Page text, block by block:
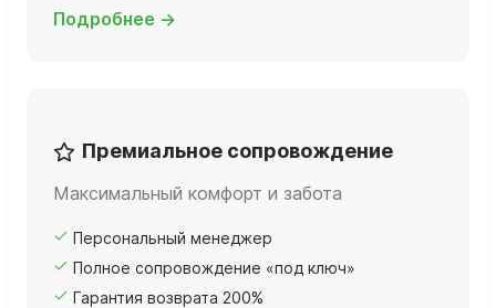
Подробнее →
Премиальное сопровождение
Максимальный комфорт и забота
Персональный менеджер
Полное сопровождение «под ключ»
Гарантия возврата 200%